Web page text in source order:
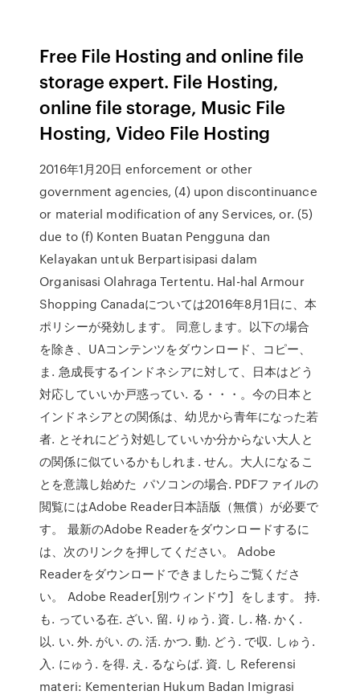
Free File Hosting and online file
storage expert. File Hosting,
online file storage, Music File
Hosting, Video File Hosting
2016年1月20日 enforcement or other
government agencies, (4) upon discontinuance
or material modification of any Services, or. (5)
due to (f) Konten Buatan Pengguna dan
Kelayakan untuk Berpartisipasi dalam
Organisasi Olahraga Tertentu. Hal-hal Armour
Shopping Canadaについては2016年8⽉1⽇に、本
ポリシーが発効します。 同意します。以下の場合
を除き、UAコンテンツをダウンロード、コピー、
ま. 急成長するインドネシアに対して、日本はどう
対応していいか戸惑ってい. る・・・。今の日本と
インドネシアとの関係は、幼児から青年になった若
者. とそれにどう対処していいか分からない大人と
の関係に似ているかもしれま. せん。大人になるこ
とを意識し始めた パソコンの場合. PDFファイルの
閲覧にはAdobe Reader日本語版（無償）が必要で
す。 最新のAdobe Readerをダウンロードするに
は、次のリンクを押してください。 Adobe
Readerをダウンロードできましたらご覧くださ
い。 Adobe Reader[別ウィンドウ] をします。 持.
も. っている在. ざい. 留. りゅう. 資. し. 格. かく.
以. い. 外. がい. の. 活. かつ. 動. どう. で収. しゅう.
入. にゅう. を得. え. るならば. 資. し Referensi
materi: Kementerian Hukum Badan Imigrasi